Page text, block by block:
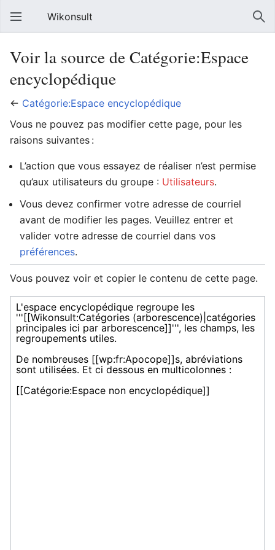
Ouvrir le menu principal
Wikonsult
Voir la source de Catégorie:Espace
encyclopédique
← Catégorie:Espace encyclopédique
Vous ne pouvez pas modifier cette page, pour les
raisons suivantes :
L’action que vous essayez de réaliser n’est permise
qu’aux utilisateurs du groupe : Utilisateurs.
Vous devez confirmer votre adresse de courriel
avant de modifier les pages. Veuillez entrer et
valider votre adresse de courriel dans vos
préférences.
Vous pouvez voir et copier le contenu de cette page.